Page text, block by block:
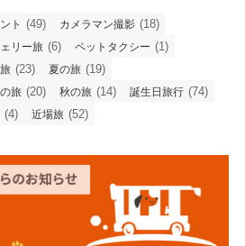
ト (49) カメラマン撮影 (18)
リー旅 (6) ペットタクシー (1)
(23) 夏の旅 (19)
旅 (20) 秋の旅 (14) 誕生日旅行 (74)
(4) 近場旅 (52)